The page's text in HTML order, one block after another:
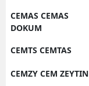
CEMAS CEMAS
DOKUM
CEMTS CEMTAS
CEMZY CEM ZEYTIN